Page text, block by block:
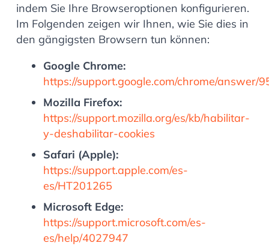
indem Sie Ihre Browseroptionen konfigurieren.
Im Folgenden zeigen wir Ihnen, wie Sie dies in
den gängigsten Browsern tun können:
Google Chrome:
https://support.google.com/chrome/answer/
Mozilla Firefox:
https://support.mozilla.org/es/kb/habilitar-
y-deshabilitar-cookies
Safari (Apple):
https://support.apple.com/es-
es/HT201265
Microsoft Edge:
https://support.microsoft.com/es-
es/help/4027947